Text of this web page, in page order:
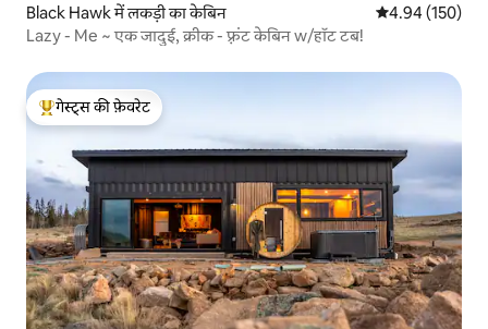
Black Hawk में लकड़ी का केबिन औसत रेटिंग 5 में से
4.94 (150)
Lazy - Me ~ एक जादुई, क्रीक - फ़्रंट केबिन w/हॉट टब!
गेस्ट्स का टॉप फ़ेवरेट
गेस्ट्स की फ़ेवरेट